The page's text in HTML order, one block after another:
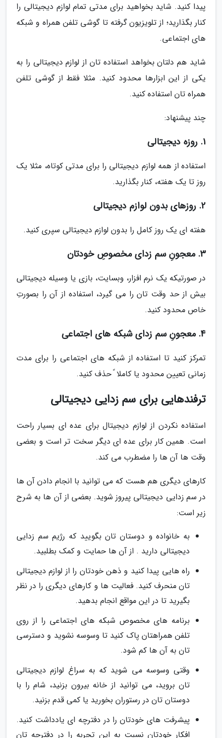
پیدا کنید. شاید بخواهید برای مدتی تمام لوازم دیجیتالی را
کنار بگذارید؛ از تلویزیون گرفته تا گوشی تلفن همراه و شبکه
های اجتماعی.
شاید هم دلتان بخواهد استفاده تان از لوازم دیجیتالی را به
یکی از این ابزارها محدود کنید. مثلا فقط از گوشی تلفن
همراه تان استفاده کنید.
چند پیشنهاد:
1. روزه دیجیتالی
استفاده از همه لوازم دیجیتالی را برای مدتی کوتاه، مثلا یک
روز تا یک هفته، کنار بگذارید.
2. روزهای بدون لوازم دیجیتالی
هفته ای یک روز کامل را بدون لوازم دیجیتالی سپری کنید.
3. معجونِ سم زدای مخصوصِ خودتان
در صورتیکه یک نرم افزار، وبسایت، بازی یا وسیله دیجیتالی
بیش از حد وقت تان را می گیرد، استفاده از آن را بصورتِ
خاص محدود کنید.
4. معجونِ سم زدای شبکه های اجتماعی
تمرکز کنید تا استفاده از شبکه های اجتماعی را برای مدت
زمانی تعیین محدود یا کاملا ً حذف کنید.
ترفندهایی برای سم زدایی دیجیتالی
استفاده نکردن از لوازم دیجیتال برای عده ای بسیار راحت
است. همین کار برای عده ای دیگر سخت تر است و بعضی
وقت ها آن ها را مضطرب می کند.
کارهای دیگری هم هست که می توانید با انجام دادن آن ها
در سم زدایی دیجیتالی پیروز شوید. بعضی از آن ها به شرح
زیر است:
به خانواده و دوستان تان بگویید که رژیم سم زدایی
دیجیتالی دارید . از آن ها حمایت و کمک بطلبید.
راه هایی پیدا کنید و ذهن خودتان را از لوازم دیجیتالی
تان منحرف کنید. فعالیت ها و کارهای دیگری را در نظر
بگیرید تا در این مواقع انجام بدهید.
برنامه های مخصوص شبکه های اجتماعی را از روی
تلفن همراهتان پاک کنید تا وسوسه نشوید و دسترسی
تان به آن ها کم شود.
وقتی وسوسه می شوید که به سراغ لوازم دیجیتالی
تان بروید، می توانید از خانه بیرون بزنید، شام را با
دوستان تان در رستوران بخورید یا کمی قدم بزنید.
پیشرفت های خودتان را در دفترچه ای یادداشت کنید.
افکار خودتان نسبت به این تجربه را در دفترچه تان